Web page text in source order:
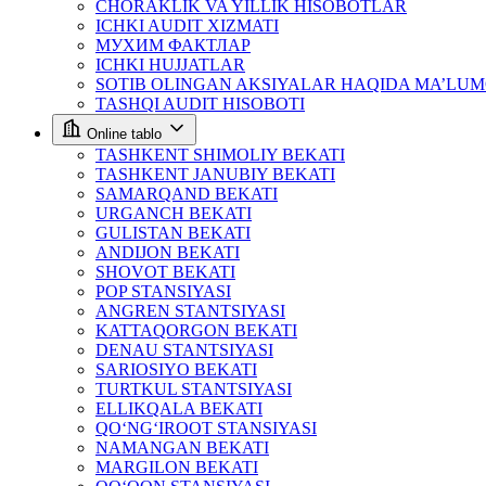
CHORAKLIK VA YILLIK HISOBOTLAR
ICHKI AUDIT XIZMATI
МУХИМ ФАКТЛАР
ICHKI HUJJATLAR
SOTIB OLINGAN AKSIYALAR HAQIDA
TASHQI AUDIT HISOBOTI
Online tablo
TASHKENT SHIMOLIY BEKATI
TASHKENT JANUBIY BEKATI
SAMARQAND BEKATI
URGANCH BEKATI
GULISTAN BEKATI
ANDIJON BEKATI
SHOVOT BEKATI
POP STANSIYASI
ANGREN STANTSIYASI
KATTAQORGON BEKATI
DENAU STANTSIYASI
SARIOSIYO BEKATI
TURTKUL STANTSIYASI
ELLIKQALA BEKATI
QO‘NG‘IROOT STANSIYASI
NAMANGAN BEKATI
MARGILON BEKATI